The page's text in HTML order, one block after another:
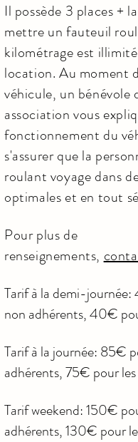
Il possède 3 places +
mettre un fauteuil
kilométrage est
location. Au moment
véhicule, un bénévole
association vous
fonctionnement du
s'assurer que la
roulant voyage dans
optimales et en tout
Pour plus de
renseignements,
Tarif à la demi-
non adhérents, 40€
Tarif à la journée: 85€
adhérents, 75€ pour
Tarif weekend: 150€
adhérents, 130€ pour